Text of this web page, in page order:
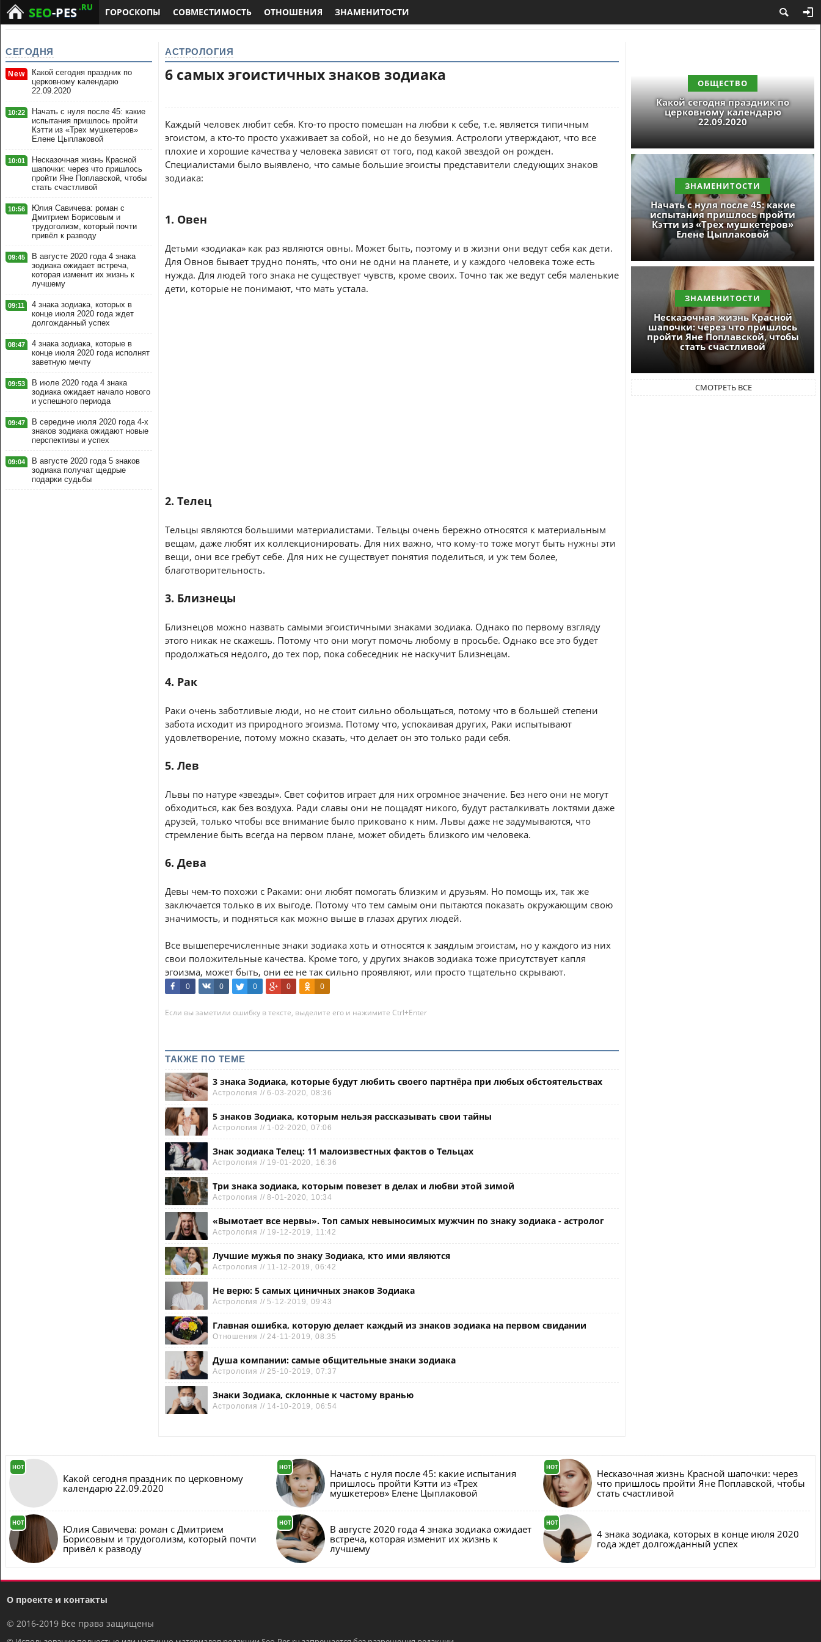
SEO-PES.RU ГОРОСКОПЫ СОВМЕСТИМОСТЬ ОТНОШЕНИЯ ЗНАМЕНИТОСТИ
СЕГОДНЯ
New
Какой сегодня праздник по
церковному календарю
22.09.2020
10:22
Начать с нуля после 45: какие
испытания пришлось пройти
Кэтти из «Трех мушкетеров»
Елене Цыплаковой
10:01
Несказочная жизнь Красной
шапочки: через что пришлось
пройти Яне Поплавской, чтобы
стать счастливой
10:56
Юлия Савичева: роман с
Дмитрием Борисовым и
трудоголизм, который почти
привёл к разводу
09:45
В августе 2020 года 4 знака
зодиака ожидает встреча,
которая изменит их жизнь к
лучшему
09:11
4 знака зодиака, которых в
конце июля 2020 года ждет
долгожданный успех
08:47
4 знака зодиака, которые в
конце июля 2020 года исполнят
заветную мечту
09:53
В июле 2020 года 4 знака
зодиака ожидает начало нового
и успешного периода
09:47
В середине июля 2020 года 4-х
знаков зодиака ожидают новые
перспективы и успех
09:04
В августе 2020 года 5 знаков
зодиака получат щедрые
подарки судьбы
АСТРОЛОГИЯ
6 самых эгоистичных знаков зодиака
Каждый человек любит себя. Кто-то просто помешан на любви к себе, т.е. является типичным
эгоистом, а кто-то просто ухаживает за собой, но не до безумия. Астрологи утверждают, что все
плохие и хорошие качества у человека зависят от того, под какой звездой он рожден.
Специалистами было выявлено, что самые большие эгоисты представители следующих знаков
зодиака:
1. Овен
Детьми «зодиака» как раз являются овны. Может быть, поэтому и в жизни они ведут себя как дети.
Для Овнов бывает трудно понять, что они не одни на планете, и у каждого человека тоже есть
нужда. Для людей того знака не существует чувств, кроме своих. Точно так же ведут себя маленькие
дети, которые не понимают, что мать устала.
2. Телец
Тельцы являются большими материалистами. Тельцы очень бережно относятся к материальным
вещам, даже любят их коллекционировать. Для них важно, что кому-то тоже могут быть нужны эти
вещи, они все гребут себе. Для них не существует понятия поделиться, и уж тем более,
благотворительность.
3. Близнецы
Близнецов можно назвать самыми эгоистичными знаками зодиака. Однако по первому взгляду
этого никак не скажешь. Потому что они могут помочь любому в просьбе. Однако все это будет
продолжаться недолго, до тех пор, пока собеседник не наскучит Близнецам.
4. Рак
Раки очень заботливые люди, но не стоит сильно обольщаться, потому что в большей степени
забота исходит из природного эгоизма. Потому что, успокаивая других, Раки испытывают
удовлетворение, потому можно сказать, что делает он это только ради себя.
5. Лев
Львы по натуре «звезды». Свет софитов играет для них огромное значение. Без него они не могут
обходиться, как без воздуха. Ради славы они не пощадят никого, будут расталкивать локтями даже
друзей, только чтобы все внимание было приковано к ним. Львы даже не задумываются, что
стремление быть всегда на первом плане, может обидеть близкого им человека.
6. Дева
Девы чем-то похожи с Раками: они любят помогать близким и друзьям. Но помощь их, так же
заключается только в их выгоде. Потому что тем самым они пытаются показать окружающим свою
значимость, и подняться как можно выше в глазах других людей.
Все вышеперечисленные знаки зодиака хоть и относятся к заядлым эгоистам, но у каждого из них
свои положительные качества. Кроме того, у других знаков зодиака тоже присутствует капля
эгоизма, может быть, они ее не так сильно проявляют, или просто тщательно скрывают.
0 0 0 0 0
Если вы заметили ошибку в тексте, выделите его и нажимите Ctrl+Enter
ТАКЖЕ ПО ТЕМЕ
3 знака Зодиака, которые будут любить своего партнёра при любых обстоятельствах
Астрология // 6-03-2020, 08:36
5 знаков Зодиака, которым нельзя рассказывать свои тайны
Астрология // 1-02-2020, 07:06
Знак зодиака Телец: 11 малоизвестных фактов о Тельцах
Астрология // 19-01-2020, 16:36
Три знака зодиака, которым повезет в делах и любви этой зимой
Астрология // 8-01-2020, 10:34
«Вымотает все нервы». Топ самых невыносимых мужчин по знаку зодиака - астролог
Астрология // 19-12-2019, 11:42
Лучшие мужья по знаку Зодиака, кто ими являются
Астрология // 11-12-2019, 06:42
Не верю: 5 самых циничных знаков Зодиака
Астрология // 5-12-2019, 09:43
Главная ошибка, которую делает каждый из знаков зодиака на первом свидании
Отношения // 24-11-2019, 08:35
Душа компании: самые общительные знаки зодиака
Астрология // 25-10-2019, 07:37
Знаки Зодиака, склонные к частому вранью
Астрология // 14-10-2019, 06:54
ОБЩЕСТВО
Какой сегодня праздник по
церковному календарю
22.09.2020
ЗНАМЕНИТОСТИ
Начать с нуля после 45: какие
испытания пришлось пройти
Кэтти из «Трех мушкетеров»
Елене Цыплаковой
ЗНАМЕНИТОСТИ
Несказочная жизнь Красной
шапочки: через что пришлось
пройти Яне Поплавской, чтобы
стать счастливой
СМОТРЕТЬ ВСЕ
HOT
Какой сегодня праздник по церковному
календарю 22.09.2020
HOT
Начать с нуля после 45: какие испытания
пришлось пройти Кэтти из «Трех
мушкетеров» Елене Цыплаковой
HOT
Несказочная жизнь Красной шапочки: через
что пришлось пройти Яне Поплавской, чтобы
стать счастливой
HOT
Юлия Савичева: роман с Дмитрием
Борисовым и трудоголизм, который почти
привёл к разводу
HOT
В августе 2020 года 4 знака зодиака ожидает
встреча, которая изменит их жизнь к
лучшему
HOT
4 знака зодиака, которых в конце июля 2020
года ждет долгожданный успех
О проекте и контакты
© 2016-2019 Все права защищены